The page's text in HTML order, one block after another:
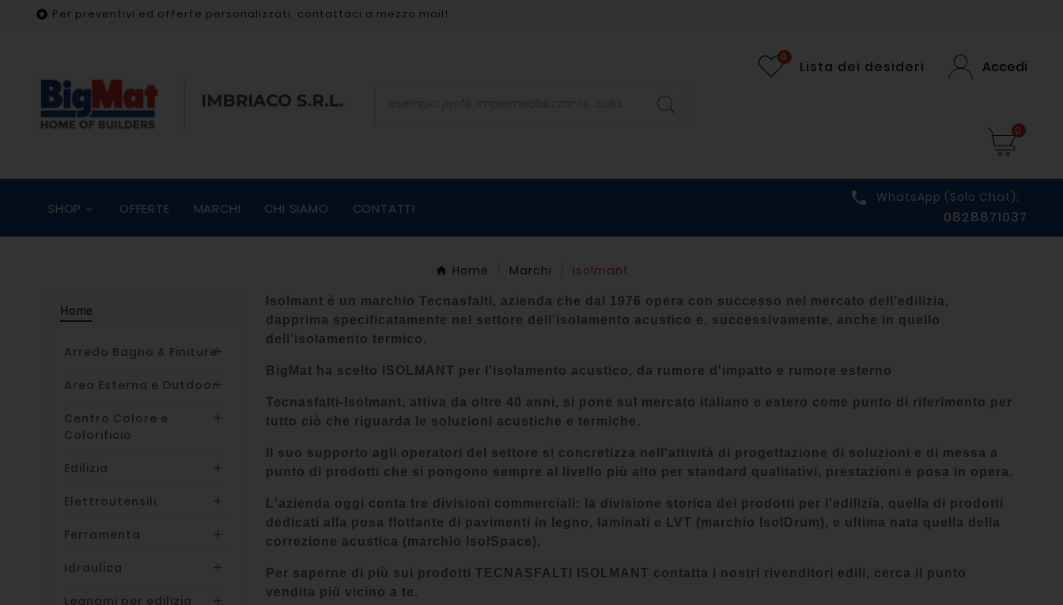
 Per preventivi ed offerte personalizzati, contattaci a mezzo mail!
Lista dei desideri
0
Accedi
0
SHOP OFFERTE MARCHI CHI SIAMO CONTATTI
 WhatsApp (solo Chat):
0828871037
Home Marchi Isolmant
Home
Arredo Bagno & Finiture
Area Esterna e Outdoor
Centro Colore e
Colorificio

Edilizia 
Elettroutensili 
Ferramenta 
Idraulica 
Legnami per edilizia 
Isolmant è un marchio Tecnasfalti, azienda che dal 1976 opera con successo nel mercato dell’edilizia,
dapprima specificatamente nel settore dell’isolamento acustico e, successivamente, anche in quello
dell’isolamento termico.
BigMat ha scelto ISOLMANT per l'isolamento acustico, da rumore d'impatto e rumore esterno
Tecnasfalti-Isolmant, attiva da oltre 40 anni, si pone sul mercato italiano e estero come punto di riferimento per
tutto ciò che riguarda le soluzioni acustiche e termiche.
Il suo supporto agli operatori del settore si concretizza nell'attività di progettazione di soluzioni e di messa a
punto di prodotti che si pongono sempre al livello più alto per standard qualitativi, prestazioni e posa in opera.
L'azienda oggi conta tre divisioni commerciali: la divisione storica dei prodotti per l'edilizia, quella di prodotti
dedicati alla posa flottante di pavimenti in legno, laminati e LVT (marchio IsolDrum), e ultima nata quella della
correzione acustica (marchio IsolSpace).
Per saperne di più sui prodotti TECNASFALTI ISOLMANT contatta i nostri rivenditori edili, cerca il punto
vendita più vicino a te.